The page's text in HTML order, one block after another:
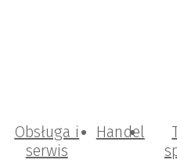
Obsługa i
serwis
Handel